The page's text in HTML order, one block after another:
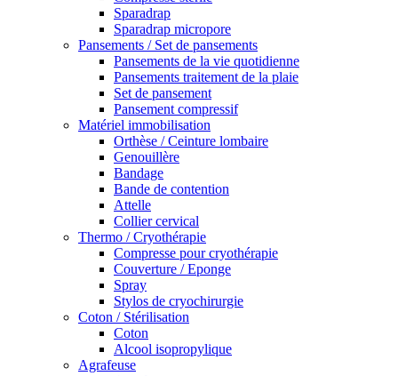
Sparadrap
Sparadrap micropore
Pansements / Set de pansements
Pansements de la vie quotidienne
Pansements traitement de la plaie
Set de pansement
Pansement compressif
Matériel immobilisation
Orthèse / Ceinture lombaire
Genouillère
Bandage
Bande de contention
Attelle
Collier cervical
Thermo / Cryothérapie
Compresse pour cryothérapie
Couverture / Eponge
Spray
Stylos de cryochirurgie
Coton / Stérilisation
Coton
Alcool isopropylique
Agrafeuse